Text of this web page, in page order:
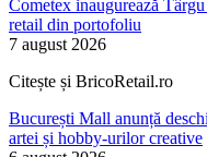
Cometex inaugurează
retail din portofoliu
7 august 2026
Citește și BricoRetail.ro
București Mall anunță
artei și hobby-urilor creative